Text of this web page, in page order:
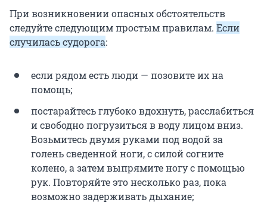
При возникновении опасных обстоятельств
следуйте следующим простым правилам. Если
случилась судорога:
если рядом есть люди — позовите их на
помощь;
постарайтесь глубоко вдохнуть, расслабиться
и свободно погрузиться в воду лицом вниз.
Возьмитесь двумя руками под водой за
голень сведенной ноги, с силой согните
колено, а затем выпрямите ногу с помощью
рук. Повторяйте это несколько раз, пока
возможно задерживать дыхание;